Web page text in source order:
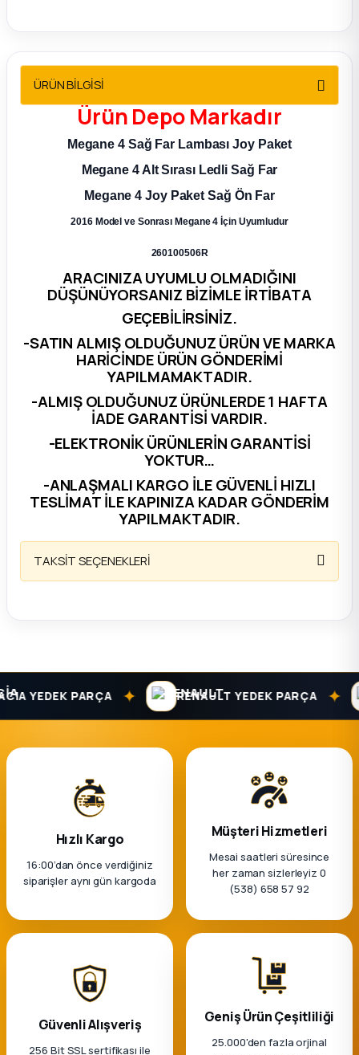
Parça
ÜRÜN BİLGİSİ
ÜrünDepoMarkadır
Megane 4 Sağ Far Lambası Joy Paket
Megane 4 Alt Sırası Ledli Sağ Far
Megane 4Joy Paket Sağ Ön Far
2016 Model ve Sonrası Megane 4 İçin Uyumludur
260100506R
ARACINIZA UYUMLU OLMADIĞINI
DÜŞÜNÜYORSANIZ BİZİMLE İRTİBATA
GEÇEBİLİRSİNİZ.
-SATIN ALMIŞ OLDUĞUNUZ ÜRÜN VE MARKA
HARİCİNDE ÜRÜN GÖNDERİMİ
YAPILMAMAKTADIR.
-ALMIŞ OLDUĞUNUZ ÜRÜNLERDE 1 HAFTA
İADE GARANTİSİ VARDIR.
-ELEKTRONİK ÜRÜNLERİN GARANTİSİ
YOKTUR…
-ANLAŞMALI KARGO İLE GÜVENLİ HIZLI
TESLİMAT İLE KAPINIZA KADAR GÖNDERİM
YAPILMAKTADIR.
TAKSİT SEÇENEKLERİ
YEDEK PARÇA ✦ RENAULT YEDEK PARÇA ✦
Hızlı Kargo
16:00’dan önce verdiğiniz
siparişler aynı gün kargoda
Müşteri Hizmetleri
Mesai saatleri süresince
her zaman sizlerleyiz 0
(538) 658 57 92
Güvenli Alışveriş
256 Bit SSL sertifikası ile
Geniş Ürün Çeşitliliği
25.000'den fazla orjinal